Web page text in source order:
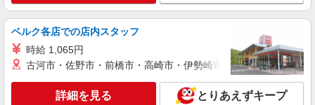
ベルク各店での店内スタッフ
時給 1,065円
古河市・佐野市・前橋市・高崎市・伊勢崎市・太田市・館林市
詳細を見る とりあえずキープ